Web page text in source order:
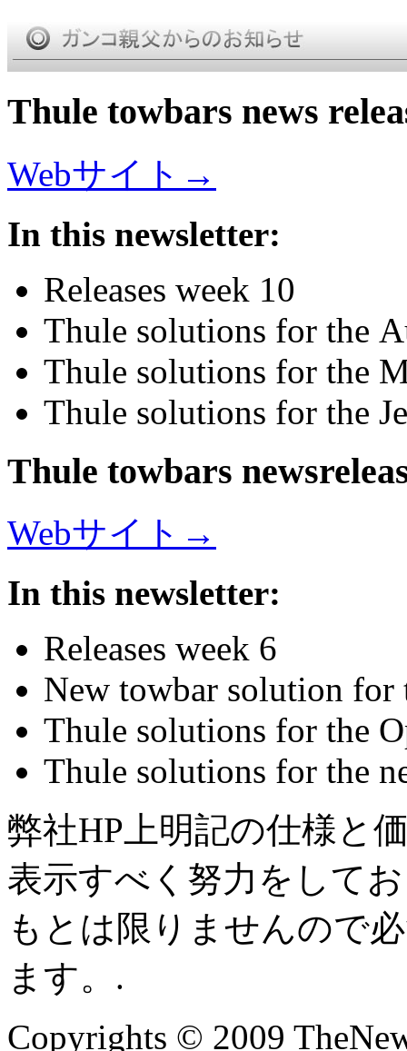
Thule towbars news
Webサイト→
In this newsletter:
Releases week 10
Thule solutions for the
Thule solutions for the
Thule solutions for the
Thule towbars
Webサイト→
In this newsletter:
Releases week 6
New towbar solution for
Thule solutions for the
Thule solutions for the
弊社HP上明記の仕様と
表示すべく努力をして
もとは限りませんので
ます。.
Copyrights © 2009